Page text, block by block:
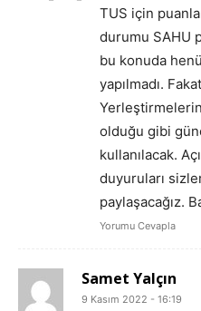
TUS için
durumu SAHU
bu konuda
yapılmadı.
olduğu gibi
kullanılacak.
duyuruları
paylaşacağız.
Yorumu Cevapla
Samet Yalçın
9 Kasım 2022 - 16:19